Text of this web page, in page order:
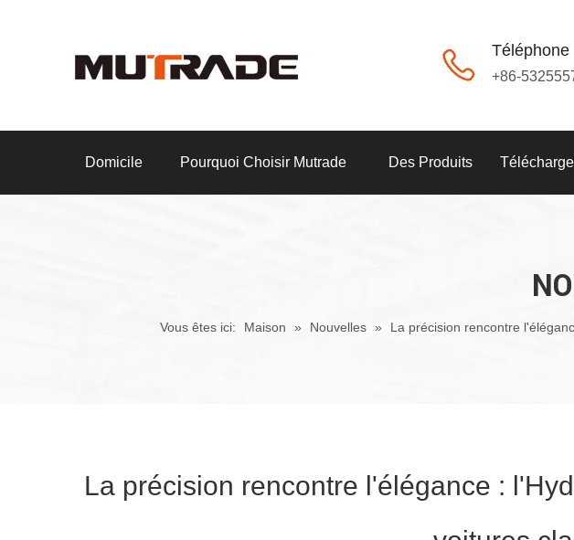
Téléphone
+86-
Domicile Pourquoi Choisir Mutrade Des Produits
Vous êtes ici: Maison » Nouvelles » La précision rencontre
La précision rencontre l'élégance :